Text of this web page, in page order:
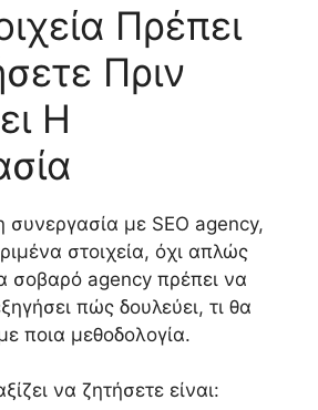
Πρέπει
Πριν
Η
συνεργασία με SEO agency,
στοιχεία, όχι απλώς
σοβαρό agency πρέπει να
πώς δουλεύει, τι θα
ποια μεθοδολογία.
να ζητήσετε είναι: